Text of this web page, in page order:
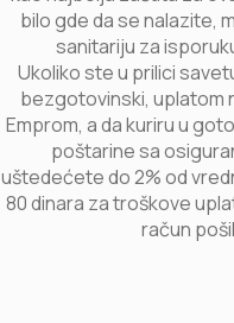
bilo gde da se nalazite,
sanitariju za
Ukoliko ste u prilici
bezgotovinski, uplatom
Emprom, a da kuriru u
poštarine sa
uštedećete do 2% od
80 dinara za troškove
račun